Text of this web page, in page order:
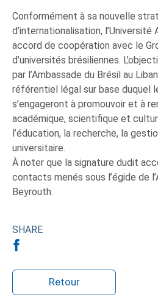
Conformément à sa nouvelle
d’internationalisation, l’Université
accord de coopération avec le
d’universités brésiliennes.
par l’Ambassade du Brésil au
référentiel légal sur base duquel
s’engageront à promouvoir et à
académique, scientifique et
l’éducation, la recherche, la
universitaire.
À noter que la signature dudit
contacts menés sous l’égide de
Beyrouth.
SHARE
Retour